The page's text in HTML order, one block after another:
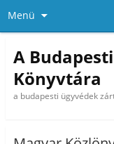
Menü
A
Könyvtára
a budapesti ügyvédek